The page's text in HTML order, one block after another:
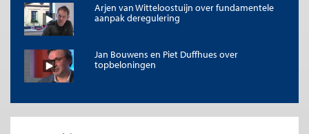
Arjen van Witteloostuijn over fundamentele
aanpak deregulering
Jan Bouwens en Piet Duffhues over
topbeloningen